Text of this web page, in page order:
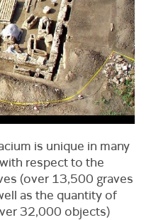
is unique in many
respect to the
(over 13,500 graves
as the quantity of
32,000 objects)